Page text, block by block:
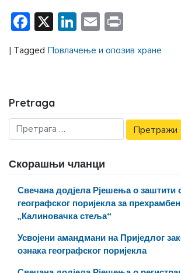
Facebook
X LinkedIn
Email
| Tagged Повлачење и опозив хране
Pretraga
Скорашњи чланци
Свечана додјела Рјешења о заштити
географског поријекла за
„Калиновачка стеља“
Усвојени амандмани на Приједлог
ознака географског поријекла